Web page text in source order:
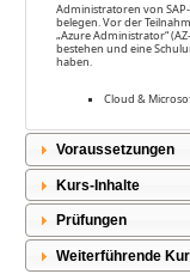
Administratoren von
belegen. Vor der
„Azure Administrator“
bestehen und eine
haben.
Cloud &
Voraussetzungen
Kurs-Inhalte
Prüfungen
Weiterführende